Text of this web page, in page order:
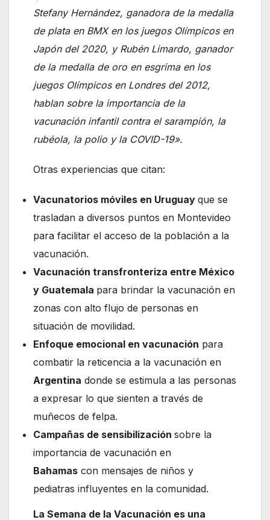
Stefany Hernández, ganadora de la medalla
de plata en BMX en los juegos Olímpicos en
Japón del 2020, y Rubén Limardo, ganador
de la medalla de oro en esgrima en los
juegos Olímpicos en Londres del 2012,
hablan sobre la importancia de la
vacunación infantil contra el sarampión, la
rubéola, la polio y la COVID-19».
Otras experiencias que citan:
Vacunatorios móviles en Uruguay que se
trasladan a diversos puntos en Montevideo
para facilitar el acceso de la población a la
vacunación.
Vacunación transfronteriza entre México
y Guatemala para brindar la vacunación en
zonas con alto flujo de personas en
situación de movilidad.
Enfoque emocional en vacunación para
combatir la reticencia a la vacunación en
Argentina donde se estimula a las personas
a expresar lo que sienten a través de
muñecos de felpa.
Campañas de sensibilización sobre la
importancia de vacunación en
Bahamas con mensajes de niños y
pediatras influyentes en la comunidad.
La Semana de la Vacunación es una